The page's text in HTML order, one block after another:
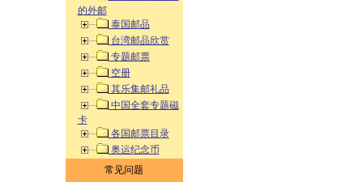
的外邮
泰国邮品
台湾邮品欣赏
专题邮票
空册
其乐集邮礼品
中国全套专题磁
卡
各国邮票目录
奥运纪念币
常见问题